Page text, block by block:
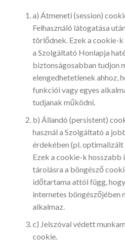
a) Átmeneti (session)
Felhasználó látogatása
törlődnek. Ezek a cookie-
a Szolgáltató Honlapja
biztonságosabban tudjon
elengedhetetlenek ahhoz,
funkciói vagy egyes
tudjanak működni.
b) Állandó (persistent)
használ a Szolgáltató a
érdekében (pl. optimalizált
Ezek a cookie-k hosszabb
tárolásra a böngésző
időtartama attól függ, hogy
internetes böngészőjében
alkalmaz.
c) Jelszóval védett
cookie.